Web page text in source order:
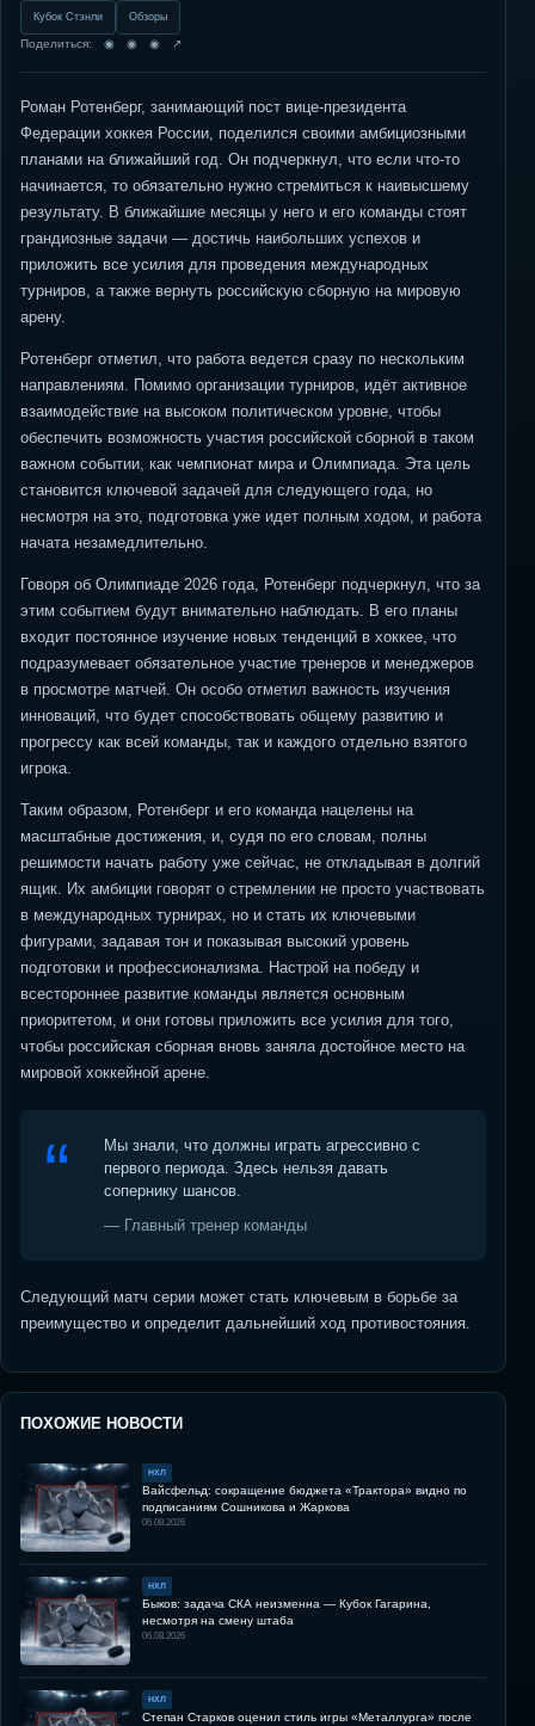
Кубок Стэнли Обзоры
Поделиться: ◉ ◉ ◉ ↗
Роман Ротенберг, занимающий пост вице-президента
Федерации хоккея России, поделился своими амбициозными
планами на ближайший год. Он подчеркнул, что если что-то
начинается, то обязательно нужно стремиться к наивысшему
результату. В ближайшие месяцы у него и его команды стоят
грандиозные задачи — достичь наибольших успехов и
приложить все усилия для проведения международных
турниров, а также вернуть российскую сборную на мировую
арену.
Ротенберг отметил, что работа ведется сразу по нескольким
направлениям. Помимо организации турниров, идёт активное
взаимодействие на высоком политическом уровне, чтобы
обеспечить возможность участия российской сборной в таком
важном событии, как чемпионат мира и Олимпиада. Эта цель
становится ключевой задачей для следующего года, но
несмотря на это, подготовка уже идет полным ходом, и работа
начата незамедлительно.
Говоря об Олимпиаде 2026 года, Ротенберг подчеркнул, что за
этим событием будут внимательно наблюдать. В его планы
входит постоянное изучение новых тенденций в хоккее, что
подразумевает обязательное участие тренеров и менеджеров
в просмотре матчей. Он особо отметил важность изучения
инноваций, что будет способствовать общему развитию и
прогрессу как всей команды, так и каждого отдельно взятого
игрока.
Таким образом, Ротенберг и его команда нацелены на
масштабные достижения, и, судя по его словам, полны
решимости начать работу уже сейчас, не откладывая в долгий
ящик. Их амбиции говорят о стремлении не просто участвовать
в международных турнирах, но и стать их ключевыми
фигурами, задавая тон и показывая высокий уровень
подготовки и профессионализма. Настрой на победу и
всестороннее развитие команды является основным
приоритетом, и они готовы приложить все усилия для того,
чтобы российская сборная вновь заняла достойное место на
мировой хоккейной арене.
Мы знали, что должны играть агрессивно с
первого периода. Здесь нельзя давать
сопернику шансов.
— Главный тренер команды
Следующий матч серии может стать ключевым в борьбе за
преимущество и определит дальнейший ход противостояния.
ПОХОЖИЕ НОВОСТИ
НХЛ
Вайсфельд: сокращение бюджета «Трактора» видно по
подписаниям Сошникова и Жаркова
06.08.2026
НХЛ
Быков: задача СКА неизменна — Кубок Гагарина,
несмотря на смену штаба
06.08.2026
НХЛ
Степан Старков оценил стиль игры «Металлурга» после